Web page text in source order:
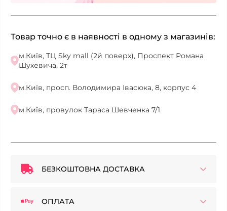
Товар точно є в наявності в одному з магазинів:
м.Київ, ТЦ Sky mall (2й поверх), Проспект Романа
Шухевича, 2т
м.Київ, просп. Володимира Івасюка, 8, корпус 4
м.Київ, провулок Тараса Шевченка 7/1
БЕЗКОШТОВНА ДОСТАВКА
ОПЛАТА